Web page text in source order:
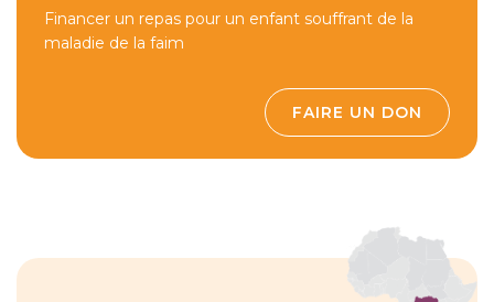
Financer un repas pour un enfant souffrant de la
maladie de la faim
FAIRE UN DON